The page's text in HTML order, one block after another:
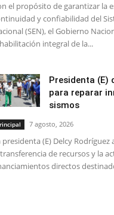
el propósito de garantizar la
y confiabilidad del
(SEN), el Gobierno
integral de la...
Presidenta (E)
para reparar
sismos
7 agosto, 2026
presidenta (E) Delcy
de recursos y la
directos